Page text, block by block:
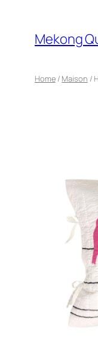
Mekong
Home/ Maison /